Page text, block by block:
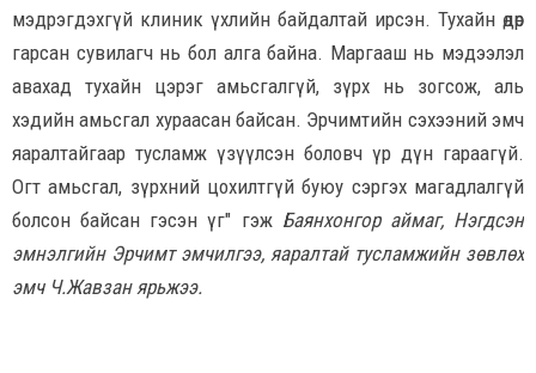
мэдрэгдэхгүй клиник үхлийн байдалтай ирсэн. Тухайн өдөр
гарсан сувилагч нь бол алга байна. Маргааш нь мэдээлэл
авахад тухайн цэрэг амьсгалгүй, зүрх нь зогсож, аль
хэдийн амьсгал хураасан байсан. Эрчимтийн сэхээний эмч
яаралтайгаар тусламж үзүүлсэн боловч үр дүн гараагүй.
Огт амьсгал, зүрхний цохилтгүй буюу сэргэх магадлалгүй
болсон байсан гэсэн үг" гэж Баянхонгор аймаг, Нэгдсэн
эмнэлгийн Эрчимт эмчилгээ, яаралтай тусламжийн зөвлөх
эмч Ч.Жавзан ярьжээ.